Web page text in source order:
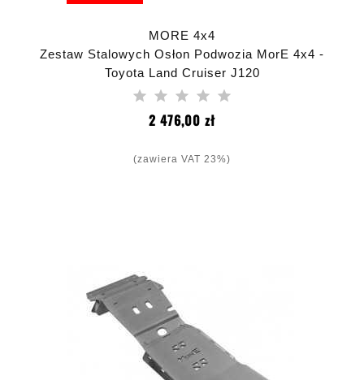
MORE 4x4
Zestaw Stalowych Osłon Podwozia MorE 4x4 -
Toyota Land Cruiser J120
2 476,00 złCena
(zawiera VAT 23%)